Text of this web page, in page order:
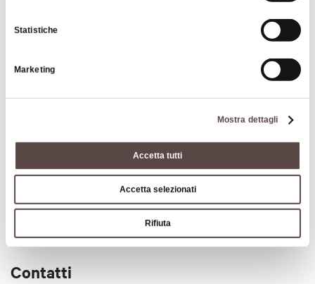
Statistiche
Marketing
Mostra dettagli
Accetta tutti
Accetta selezionati
Rifiuta
IT037042B4AFIYYJRQ
Contatti